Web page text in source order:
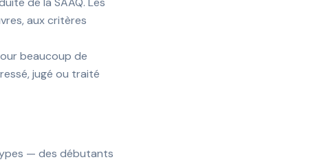
aux critères
beaucoup de
jugé ou traité
— des débutants